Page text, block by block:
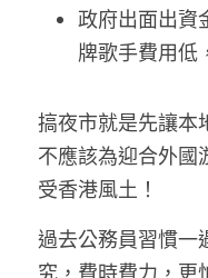
政府出面出資
牌歌手費用低
搞夜市就是先讓本
不應該為迎合外國
受香港風土！
過去公務員習慣一